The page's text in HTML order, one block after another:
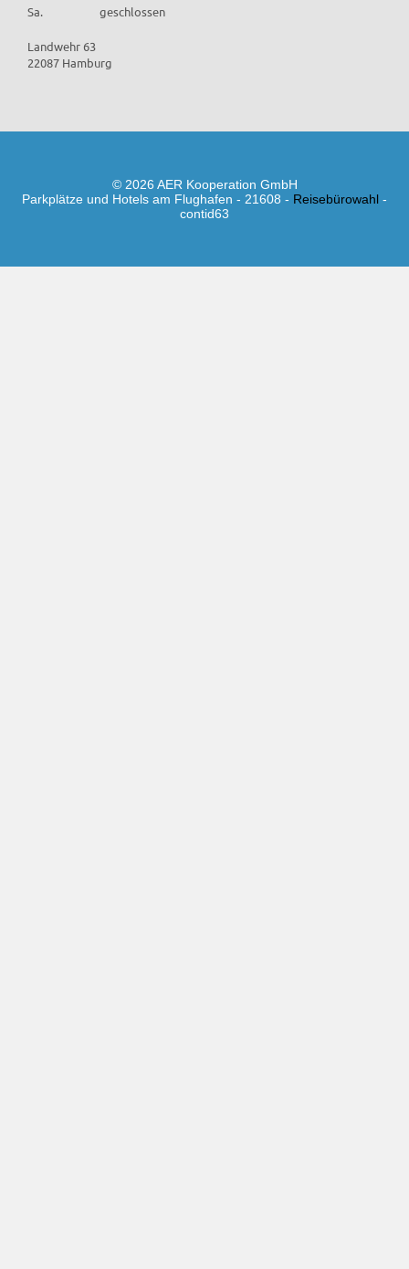
Sa.
geschlossen
Landwehr 63
22087 Hamburg
© 2026 AER Kooperation GmbH
Parkplätze und Hotels am Flughafen - 21608 - Reisebürowahl -
contid63